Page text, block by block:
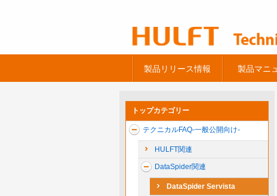
製品リリース情報 製品マニ
トップカテゴリー
テクニカルFAQ-一般公開向け-
HULFT関連
DataSpider関連
DataSpider Servista